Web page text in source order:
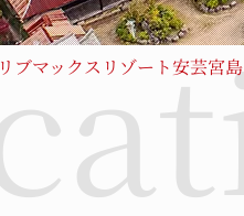
リブマックスリゾート安芸宮島